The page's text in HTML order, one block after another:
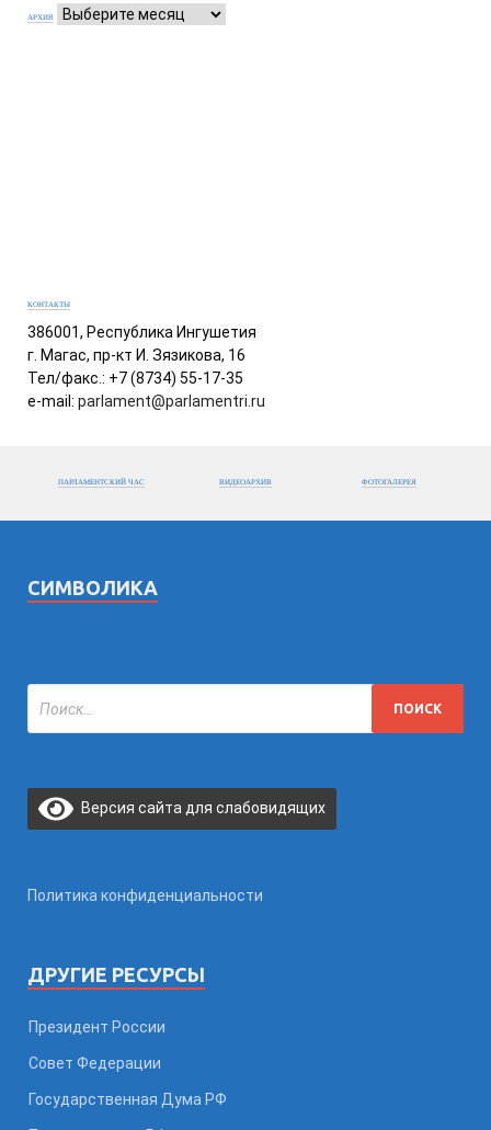
АРХИВ
КОНТАКТЫ
386001, Республика Ингушетия
г. Магас, пр-кт И. Зязикова, 16
Тел/факс.: +7 (8734) 55-17-35
e-mail: parlament@parlamentri.ru
ПАРЛАМЕНТСКИЙ ЧАС ВИДЕОАРХИВ ФОТОГАЛЕРЕЯ
СИМВОЛИКА
Версия сайта для слабовидящих
Политика конфиденциальности
ДРУГИЕ РЕСУРСЫ
Президент России
Совет Федерации
Государственная Дума РФ